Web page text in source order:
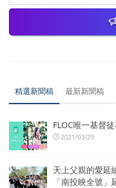
精選新聞稿 最新新聞稿
FLOC唯一基督
2021/03/29
天上父親的愛延
「南投映全號」